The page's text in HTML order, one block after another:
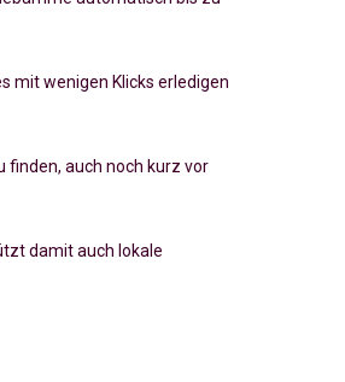
mit wenigen Klicks erledigen
finden, auch noch kurz vor
damit auch lokale